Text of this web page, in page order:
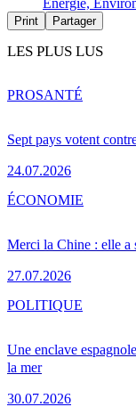
Energie,
Print Partager
LES PLUS LUS
Sept pays votent
24.07.2026
PROSANTÉ
Merci la Chine : elle a
27.07.2026
ÉCONOMIE
Une enclave
la mer
30.07.2026
POLITIQUE